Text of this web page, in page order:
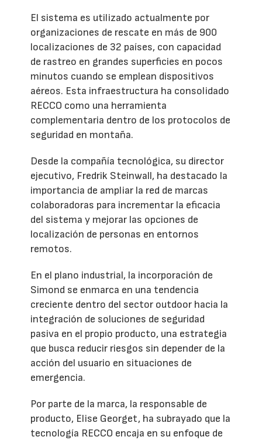
El sistema es utilizado actualmente por
organizaciones de rescate en más de 900
localizaciones de 32 países, con capacidad
de rastreo en grandes superficies en pocos
minutos cuando se emplean dispositivos
aéreos. Esta infraestructura ha consolidado
RECCO como una herramienta
complementaria dentro de los protocolos de
seguridad en montaña.
Desde la compañía tecnológica, su director
ejecutivo, Fredrik Steinwall, ha destacado la
importancia de ampliar la red de marcas
colaboradoras para incrementar la eficacia
del sistema y mejorar las opciones de
localización de personas en entornos
remotos.
En el plano industrial, la incorporación de
Simond se enmarca en una tendencia
creciente dentro del sector outdoor hacia la
integración de soluciones de seguridad
pasiva en el propio producto, una estrategia
que busca reducir riesgos sin depender de la
acción del usuario en situaciones de
emergencia.
Por parte de la marca, la responsable de
producto, Elise Georget, ha subrayado que la
tecnología RECCO encaja en su enfoque de